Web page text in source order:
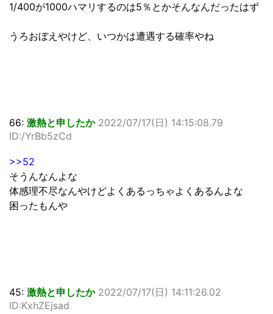
1/400が1000ハマリするのは5％とかそんなんだったはず
うろおぼえやけど、いつかは遭遇する確率やね
66: 激熱と申したか 2022/07/17(日) 14:15:08.79
ID:/YrBb5zCd
>>52
そうんなんよな
体感理不尽なんやけどよくあるっちゃよくあるんよな
困ったもんや
45: 激熱と申したか 2022/07/17(日) 14:11:26.02
ID:KxhZEjsad